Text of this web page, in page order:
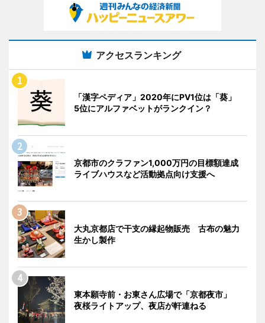
アクセスランキング
「漢字ペディア」2020年にPV1位は「葵」
5位にアルファベットがランクイン？
京都市のクラファン1,000万円の目標額達成
ライブハウスなど活動拠点向け支援へ
大丸京都店で干支の縁起物販売 古布の魅力
生かし製作
東本願寺前・お東さん広場で「京都夜市」
夜桜ライトアップ、夜店が軒連ねる